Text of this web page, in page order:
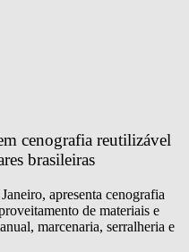
cenografia reutilizável
brasileiras
apresenta cenografia
de materiais e
marcenaria, serralheria e